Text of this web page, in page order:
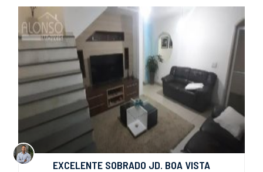
EXCELENTE SOBRADO JD. BOA VISTA